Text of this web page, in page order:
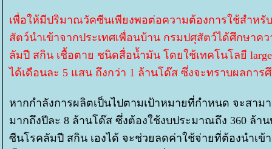
เพื่อให้มีปริมาณวัคซีนเพียงพอต่อความต้องการใช้สำหรั
สัตว์นำเข้าจากประเทศเพื่อนบ้าน กรมปศุสัตว์ได้ศึกษาค
ลัมปี สกิน เชื้อตาย ชนิดสื่อน้ำมัน โดยใช้เทคโนโลยี
ได้เดือนละ 5 แสน ถึงกว่า 1 ล้านโด๊ส ซึ่งจะทราบผลการ
หากกำลังการผลิตเป็นไปตามเป้าหมายที่กำหนด จะสาม
มากถึงปีละ 8 ล้านโด๊ส ซึ่งต้องใช้งบประมาณถึง 360 ล้
ซีนโรคลัมปี สกิน เองได้ จะช่วยลดค่าใช้จ่ายที่ต้องนำเข้